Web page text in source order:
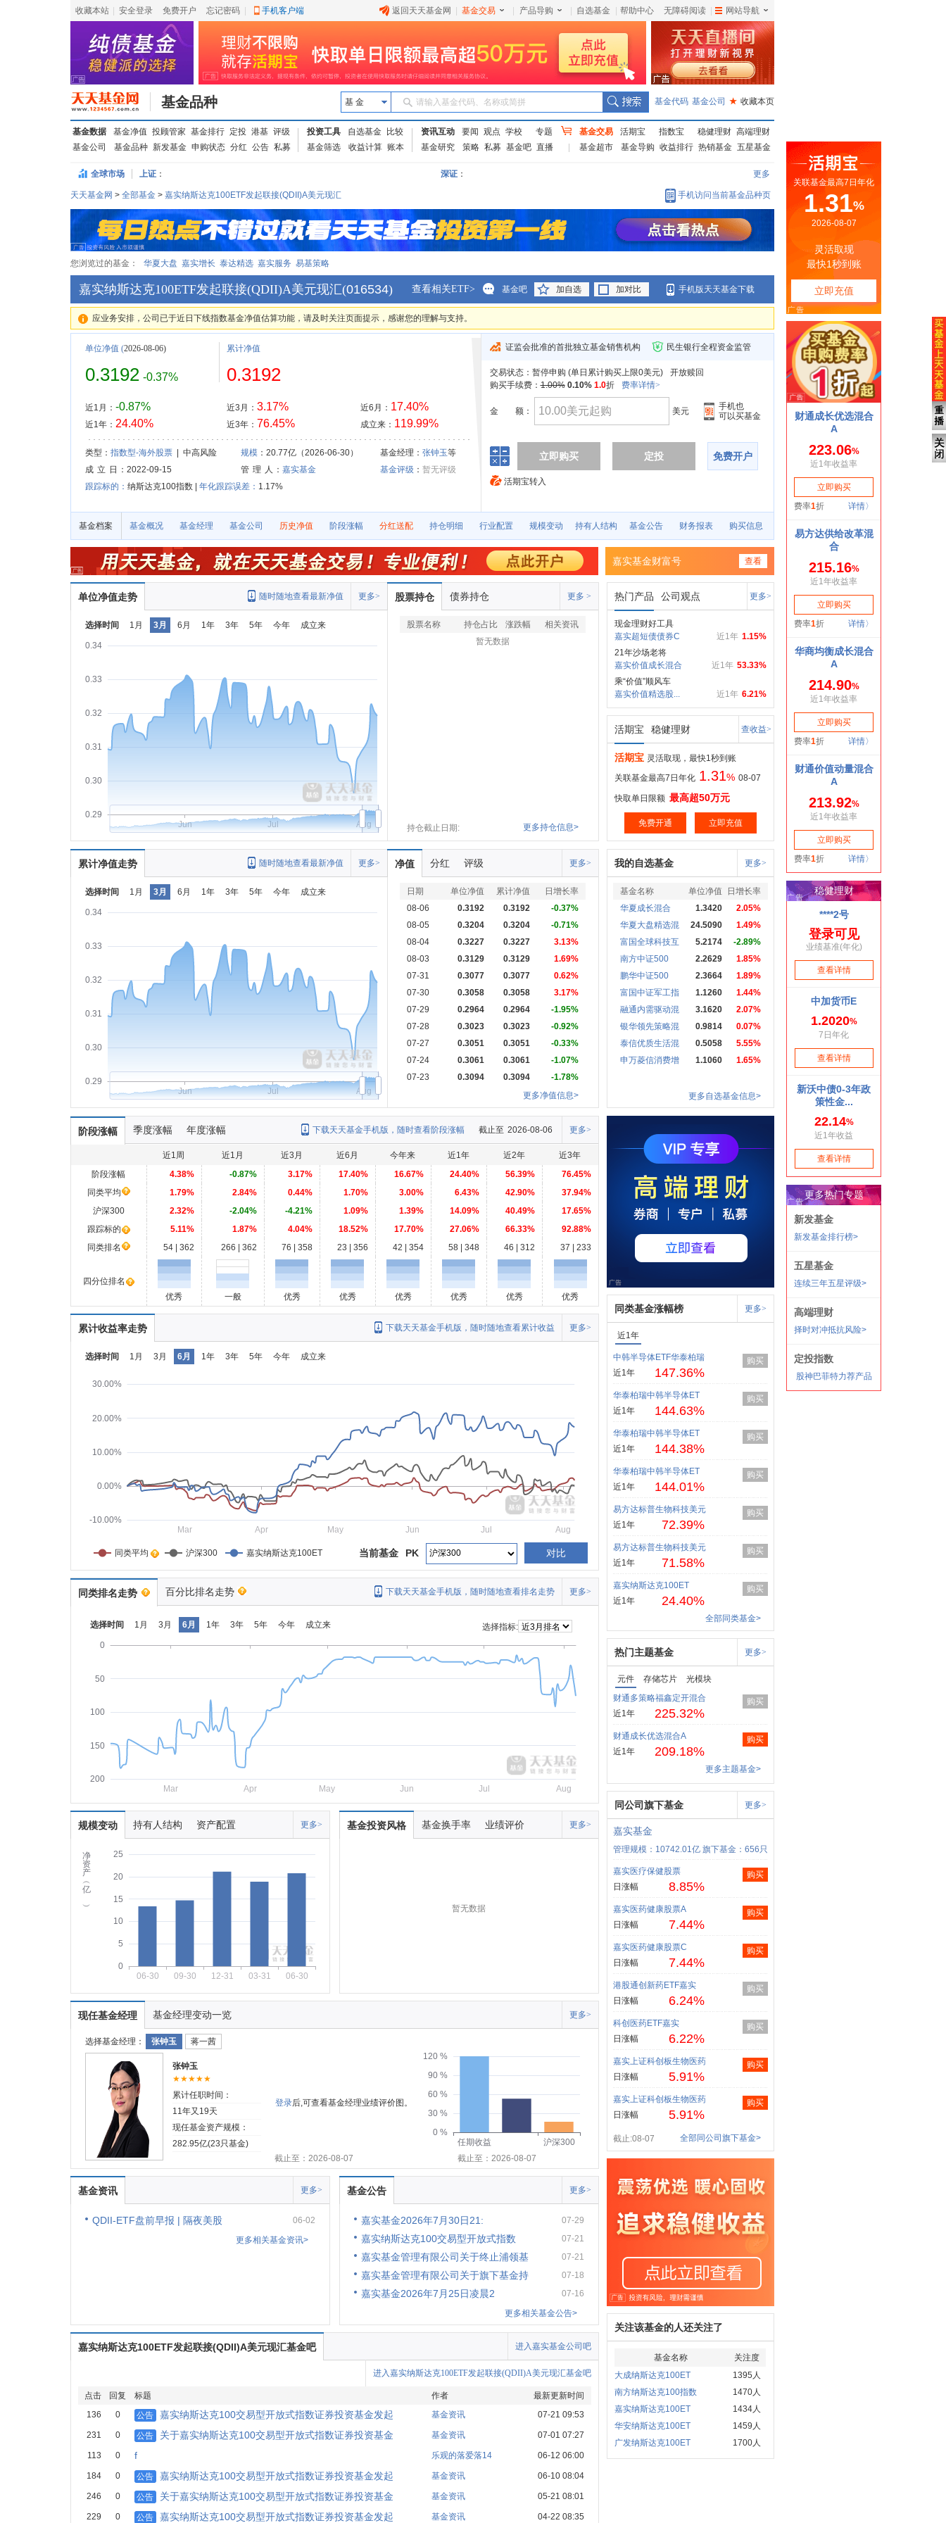
收藏本站 安全登录 免费开户 忘记密码 手机客户端 返回天天基金网 基金交易 产品导购 自选基金 帮助中心 无障碍阅读 网站导航
基金品种 基 金 请输入基金代码、名称或简拼 基金代码 基金公司 ★ 收藏本页
基金数据 基金净值 投顾管家 基金排行 定投 港基 评级
基金公司
基金品种 新发基金 申购状态 分红 公告 私募
投资工具 自选基金
比较
基金筛选
收益计算 账本
资讯互动 要闻 观点 学校
专题
基金研究
策略 私募 基金吧 直播
基金交易 活期宝 指数宝 稳健理财 高端理财
基金超市
基金导购 收益排行 热销基金 五星基金
全球市场 上证： 深证： 更多
天天基金网 > 全部基金 > 嘉实纳斯达克100ETF发起联接(QDII)A美元现汇 手机访问当前基金品种页
您浏览过的基金： 华夏大盘 嘉实增长 泰达精选 嘉实服务 易基策略
嘉实纳斯达克100ETF发起联接(QDII)A美元现汇(016534) 查看相关ETF> 基金吧 加自选 加对比 手机版天天基金下载
应业务安排，公司已于近日下线指数基金净值估算功能，请及时关注页面提示，感谢您的理解与支持。
单位净值 (2026-08-06)
0.3192 -0.37%
近1月： -0.87%
近1年： 24.40%
累计净值
0.3192
近3月： 3.17%
近3年： 76.45%
近6月： 17.40%
成立来： 119.99%
类型： 指数型-海外股票| 中高风险 规模：20.77亿（2026-06-30） 基金经理： 张钟玉等
成 立 日
：2022-09-15 管 理 人 ： 嘉实基金 基金评级 ： 暂无评级
跟踪标的： 纳斯达克100指数 | 年化跟踪误差： 1.17%
证监会批准的首批独立基金销售机构 民生银行全程资金监管
交易状态： 暂停申购 (单日累计购买上限0美元)
开放赎回
购买手续费：1.00% 0.10% 1.0折 费率详情>
金 额： 美元
手机也
可以买基金
立即购买 定投 免费开户
活期宝转入
基金档案 基金概况 基金经理 基金公司 历史净值 阶段涨幅 分红送配 持仓明细 行业配置 规模变动 持有人结构 基金公告 财务报表 购买信息
嘉实基金财富号 查看
单位净值走势 更多>
随时随地查看最新净值
选择时间 1月 3月 6月 1年 3年 5年 今年 成立来
0.29
0.30
0.31
0.32
0.33
0.34
Jun Jul Aug
股票持仓 债券持仓 更多 >
股票名称 持仓占比 涨跌幅
相关资讯
暂无数据
持仓截止日期: 更多持仓信息>
热门产品 公司观点 更多>
现金理财好工具
1.15%
近1年
嘉实超短债债券C
21年沙场老将
53.33%
近1年
嘉实价值成长混合
乘“价值”顺风车
6.21%
近1年
嘉实价值精选股...
活期宝 稳健理财 查收益>
活期宝 灵活取现，最快1秒到账
关联基金最高7日年化 1.31% 08-07
快取单日限额 最高超50万元
免费开通 立即充值
累计净值走势 更多>
随时随地查看最新净值
选择时间 1月 3月 6月 1年 3年 5年 今年 成立来
0.29
0.30
0.31
0.32
0.33
0.34
Jun Jul Aug
净值 分红 评级 更多>
日期 单位净值 累计净值
日增长率
08-06
0.3192 0.3192
-0.37%
08-05
0.3204 0.3204
-0.71%
08-04
0.3227 0.3227
3.13%
08-03
0.3129 0.3129
1.69%
07-31
0.3077 0.3077
0.62%
07-30
0.3058 0.3058
3.17%
07-29
0.2964 0.2964
-1.95%
07-28
0.3023 0.3023
-0.92%
07-27
0.3051 0.3051
-0.33%
07-24
0.3061 0.3061
-1.07%
07-23
0.3094 0.3094
-1.78%
更多净值信息>
我的自选基金 更多>
基金名称 单位净值
日增长率
华夏成长混合
1.3420
2.05%
华夏大盘精选混
24.5090
1.49%
富国全球科技互
5.2174
-2.89%
南方中证500
2.2629
1.85%
鹏华中证500
2.3664
1.89%
富国中证军工指
1.1260
1.44%
融通内需驱动混
3.1620
2.07%
银华领先策略混
0.9814
0.07%
泰信优质生活混
0.5058
5.55%
申万菱信消费增
1.1060 1.65%
更多自选基金信息>
阶段涨幅 季度涨幅 年度涨幅 更多>
截止至 2026-08-06
下载天天基金手机版，随时查看阶段涨幅
近1周 近1月 近3月 近6月 今年来 近1年 近2年
近3年
阶段涨幅
4.38% -0.87% 3.17% 17.40% 16.67% 24.40% 56.39%
76.45%
同类平均
1.79% 2.84% 0.44% 1.70% 3.00% 6.43% 42.90%
37.94%
沪深300
2.32% -2.04% -4.21% 1.09% 1.39% 14.09% 40.49%
17.65%
跟踪标的
5.11% 1.87% 4.04% 18.52% 17.70% 27.06% 66.33%
92.88%
同类排名
54 | 362 266 | 362 76 | 358 23 | 356 42 | 354 58 | 348 46 | 312 37 | 233
四分位排名
优秀
一般 优秀 优秀 优秀 优秀 优秀 优秀
累计收益率走势 更多>
下载天天基金手机版，随时随地查看累计收益
选择时间 1月 3月 6月 1年 3年 5年 今年 成立来
-10.00%
0.00%
10.00%
20.00%
30.00%
Mar Apr May Jun Jul Aug
同类平均 沪深300 嘉实纳斯达克100ET 对比
PK
当前基金
同类排名走势 百分比排名走势 更多>
下载天天基金手机版，随时随地查看排名走势
选择时间 1月 3月 6月 1年 3年 5年 今年 成立来
选择指标:
0
50
100
150
200
Mar
Apr May Jun Jul Aug
规模变动 持有人结构 资产配置 更多>
净
资
产
︵
亿
︶
0
5
10
15
20
25
06-30 09-30 12-31 03-31 06-30
基金投资风格 基金换手率 业绩评价 更多>
暂无数据
现任基金经理 基金经理变动一览 更多>
选择基金经理： 张钟玉 蒋一茜
张钟玉
★★★★★
累计任职时间：
11年又19天
现任基金资产规模：
282.95亿(23只基金)
登录后,可查看基金经理业绩评价图。
0 %
30 %
60 %
90 %
120 %
任期收益
沪深300
截止至：2026-08-07
截止至：2026-08-07
基金资讯 更多>
QDII-ETF盘前早报 | 隔夜美股
06-02
更多相关基金资讯>
基金公告 更多>
嘉实基金2026年7月30日21: 07-29
嘉实纳斯达克100交易型开放式指数 07-21
嘉实基金管理有限公司关于终止浦领基 07-21
嘉实基金管理有限公司关于旗下基金持 07-18
嘉实基金2026年7月25日凌晨2
07-16
更多相关基金公告>
嘉实纳斯达克100ETF发起联接(QDII)A美元现汇基金吧 进入嘉实基金公司吧
进入嘉实纳斯达克100ETF发起联接(QDII)A美元现汇基金吧
点击 回复 标题 作者
最新更新时间
136
0 公告 嘉实纳斯达克100交易型开放式指数证券投资基金发起 基金资讯 07-21 09:53
231 0 公告 关于嘉实纳斯达克100交易型开放式指数证券投资基金 基金资讯 07-01 07:27
113 0 f 乐观的落爱落14 06-12 06:00
184 0 公告 嘉实纳斯达克100交易型开放式指数证券投资基金发起 基金资讯 06-10 08:04
246 0 公告 关于嘉实纳斯达克100交易型开放式指数证券投资基金 基金资讯 05-21 08:01
229 0 公告 嘉实纳斯达克100交易型开放式指数证券投资基金发起 基金资讯 04-22 08:35
同类基金涨幅榜 更多>
近1年
中韩半导体ETF华泰柏瑞
近1年
147.36%
购买
华泰柏瑞中韩半导体ET
近1年
144.63%
购买
华泰柏瑞中韩半导体ET
近1年
144.38%
购买
华泰柏瑞中韩半导体ET
近1年
144.01%
购买
易方达标普生物科技美元
近1年
72.39%
购买
易方达标普生物科技美元
近1年
71.58%
购买
嘉实纳斯达克100ET
近1年
24.40%
购买
全部同类基金>
热门主题基金 更多>
元件 存储芯片
光模块
财通多策略福鑫定开混合
近1年
225.32%
购买
财通成长优选混合A
近1年
209.18%
购买
更多主题基金>
同公司旗下基金 更多>
嘉实基金
管理规模：10742.01亿 旗下基金：656只
嘉实医疗保健股票
日涨幅
8.85%
购买
嘉实医药健康股票A
日涨幅
7.44%
购买
嘉实医药健康股票C
日涨幅
7.44%
购买
港股通创新药ETF嘉实
日涨幅
6.24%
购买
科创医药ETF嘉实
日涨幅
6.22%
购买
嘉实上证科创板生物医药
日涨幅
5.91%
购买
嘉实上证科创板生物医药
日涨幅
5.91%
购买
截止:08-07 全部同公司旗下基金>
关注该基金的人还关注了
基金名称
关注度
大成纳斯达克100ET
1395人
南方纳斯达克100指数
1470人
嘉实纳斯达克100ET
1434人
华安纳斯达克100ET
1459人
广发纳斯达克100ET
1700人